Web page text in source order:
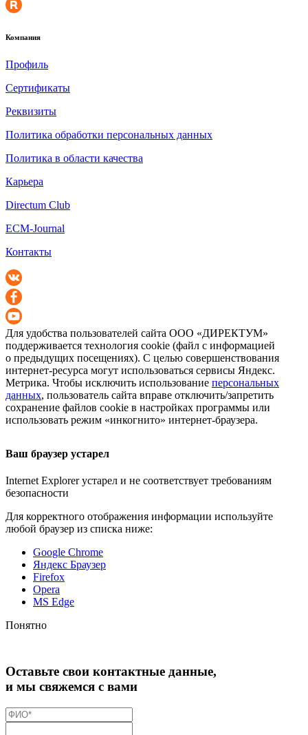
Компания
Профиль
Сертификаты
Реквизиты
Политика обработки персональных данных
Политика в области качества
Карьера
Directum Club
ECM-Journal
Контакты
Для удобства пользователей сайта ООО «ДИРЕКТУМ»
поддерживается технология cookie (файл с информацией
о предыдущих посещениях). С целью совершенствования
интернет-ресурса могут использоваться сервисы Яндекс.
Метрика. Чтобы исключить использование персональных
данных, пользователь сайта вправе отключить/запретить
сохранение файлов cookie в настройках программы или
использовать режим «инкогнито» интернет-браузера.
Ваш браузер устарел
Internet Explorer устарел и не соответствует требованиям
безопасности
Для корректного отображения информации используйте
любой браузер из списка ниже:
Google Chrome
Яндекс Браузер
Firefox
Opera
MS Edge
Понятно
Оставьте свои контактные данные,
и мы свяжемся с вами